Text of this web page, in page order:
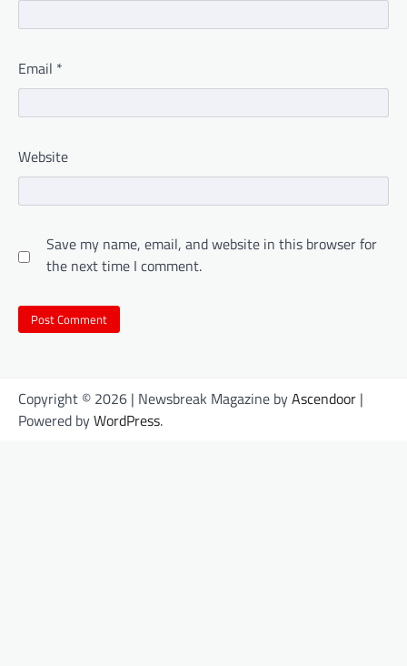
Email *
Website
Save my name, email, and website in this browser for
the next time I comment.
Copyright © 2026 | Newsbreak Magazine byAscendoor |
Powered byWordPress.